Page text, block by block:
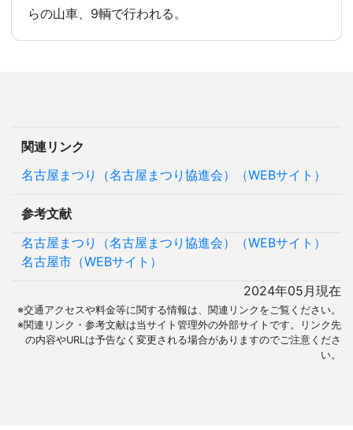
らの山車、9輌で行われる。
関連リンク
名古屋まつり（名古屋まつり協進会）（WEBサイト）
参考文献
名古屋まつり（名古屋まつり協進会）（WEBサイト）
名古屋市（WEBサイト）
2024年05月現在
※交通アクセスや料金等に関する情報は、関連リンクをご覧ください。
※関連リンク・参考文献は当サイト管理外の外部サイトです。リンク先
の内容やURLは予告なく変更される場合がありますのでご注意くださ
い。